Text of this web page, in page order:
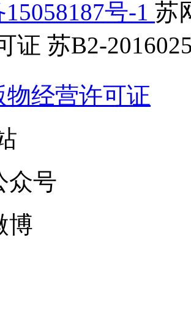
号-1 苏
证 苏B2-
物经营许可证
众号
博